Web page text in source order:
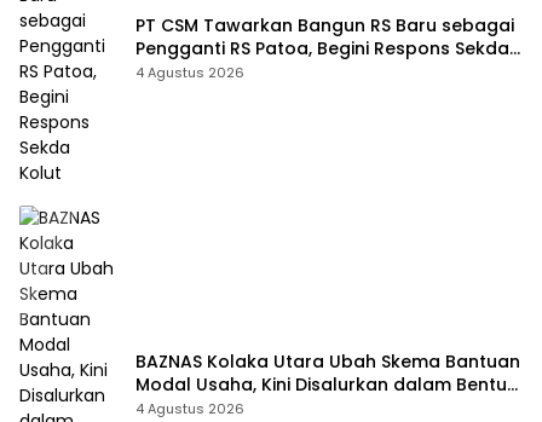
PT CSM Tawarkan Bangun RS Baru sebagai
Pengganti RS Patoa, Begini Respons Sekda
Kolut
4 Agustus 2026
BAZNAS Kolaka Utara Ubah Skema Bantuan
Modal Usaha, Kini Disalurkan dalam Bentuk
Barang Senilai Rp419,5 Juta
4 Agustus 2026